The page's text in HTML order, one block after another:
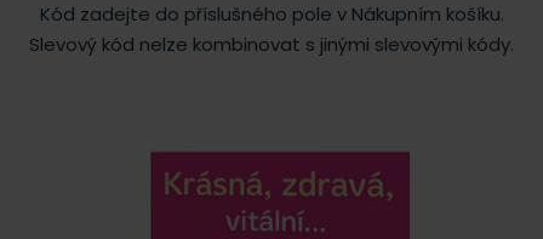
Kód zadejte do příslušného pole v Nákupním košíku.
Slevový kód nelze kombinovat s jinými slevovými kódy.